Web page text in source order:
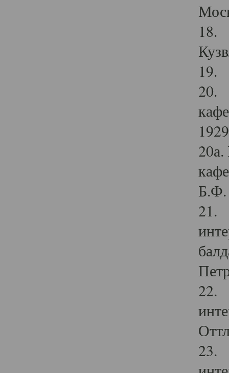
18.
19.
20.
Б.Ф.
21.
22.
23.